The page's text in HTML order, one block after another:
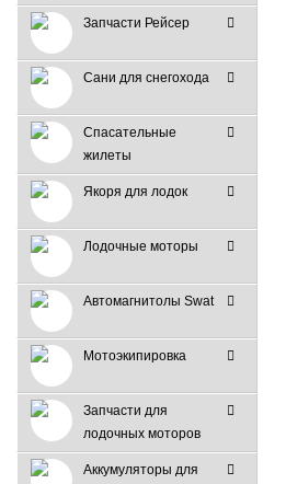
Запчасти Рейсер
Сани для снегохода
Спасательные
жилеты
Якоря для лодок
Лодочные моторы
Автомагнитолы Swat
Мотоэкипировка
Запчасти для
лодочных моторов
Аккумуляторы для